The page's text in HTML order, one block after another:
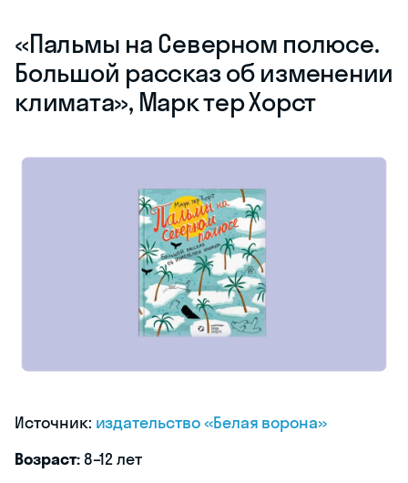
«‎Пальмы на Северном полюсе.
Большой рассказ об изменении
климата», Марк тер Хорст
Источник: издательство «Белая ворона»
Возраст:8–12 лет